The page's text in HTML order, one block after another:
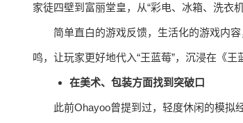
家徒四壁到富丽堂皇，从“彩电、冰箱、洗衣
简单直白的游戏反馈，生活化的游戏内
鸣，让玩家更好地代入“王蓝莓”，沉浸在《王
在美术、包装方面找到突破口
此前Ohayoo曾提到过，轻度休闲的模拟